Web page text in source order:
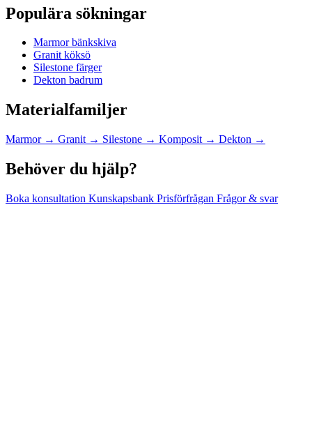
Populära sökningar
Marmor bänkskiva
Granit köksö
Silestone färger
Dekton badrum
Materialfamiljer
Marmor → Granit → Silestone → Komposit → Dekton →
Behöver du hjälp?
Boka konsultation Kunskapsbank Prisförfrågan Frågor & svar